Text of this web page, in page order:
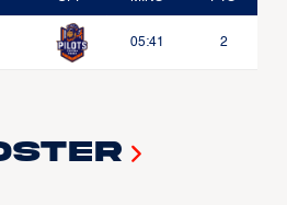
05:41 2